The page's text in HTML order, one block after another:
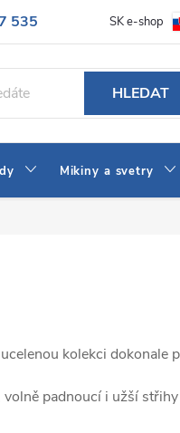
535
Naše prodejna Blog
SK e-shop
HLEDAT
Mikiny a svetry
kolekci dokonale
padnoucí i užší